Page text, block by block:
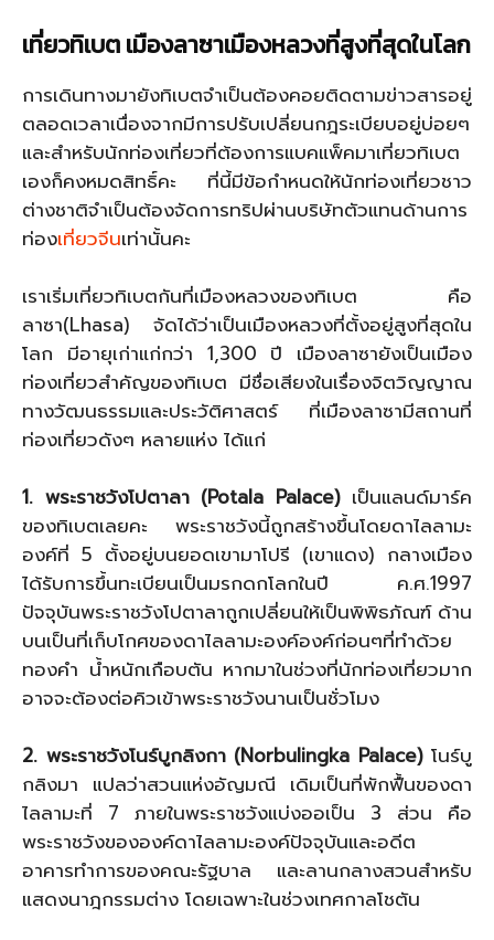
เที่ยวทิเบต เมืองลาซาเมืองหลวงที่สูงที่สุดในโลก
การเดินทางมายังทิเบตจำเป็นต้องคอยติดตามข่าวสารอยู่
ตลอดเวลาเนื่องจากมีการปรับเปลี่ยนกฎระเบียบอยู่บ่อยๆ
และสำหรับนักท่องเที่ยวที่ต้องการแบคแพ็คมาเที่ยวทิเบต
เองก็คงหมดสิทธิ์คะ ที่นี้มีข้อกำหนดให้นักท่องเที่ยวชาว
ต่างชาติจำเป็นต้องจัดการทริปผ่านบริษัทตัวแทนด้านการ
ท่องเที่ยวจีนเท่านั้นคะ
เราเริ่มเที่ยวทิเบตกันที่เมืองหลวงของทิเบต คือ
ลาซา(Lhasa) จัดได้ว่าเป็นเมืองหลวงที่ตั้งอยู่สูงที่สุดใน
โลก มีอายุเก่าแก่กว่า 1,300 ปี เมืองลาซายังเป็นเมือง
ท่องเที่ยวสำคัญของทิเบต มีชื่อเสียงในเรื่องจิตวิญญาณ
ทางวัฒนธรรมและประวัติศาสตร์ ที่เมืองลาซามีสถานที่
ท่องเที่ยวดังๆ หลายแห่ง ได้แก่
1. พระราชวังโปตาลา (Potala Palace)เป็นแลนด์มาร์ค
ของทิเบตเลยคะ พระราชวังนี้ถูกสร้างขึ้นโดยดาไลลามะ
องค์ที่ 5 ตั้งอยู่บนยอดเขามาโปรี (เขาแดง) กลางเมือง
ได้รับการขึ้นทะเบียนเป็นมรกดกโลกในปี ค.ศ.1997
ปัจจุบันพระราชวังโปตาลาถูกเปลี่ยนให้เป็นพิพิธภัณฑ์ ด้าน
บนเป็นที่เก็บโกศของดาไลลามะองค์องค์ก่อนๆที่ทำด้วย
ทองคำ น้ำหนักเกือบตัน หากมาในช่วงที่นักท่องเที่ยวมาก
อาจจะต้องต่อคิวเข้าพระราชวังนานเป็นชั่วโมง
2. พระราชวังโนร์บูกลิงกา (Norbulingka Palace)โนร์บู
กลิงมา แปลว่าสวนแห่งอัญมณี เดิมเป็นที่พักฟื้นของดา
ไลลามะที่ 7 ภายในพระราชวังแบ่งออเป็น 3 ส่วน คือ
พระราชวังขององค์ดาไลลามะองค์ปัจจุบันและอดีต
อาคารทำการของคณะรัฐบาล และลานกลางสวนสำหรับ
แสดงนาฎกรรมต่าง โดยเฉพาะในช่วงเทศกาลโชตัน